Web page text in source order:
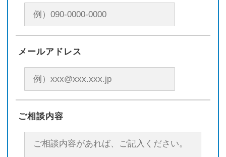
メールアドレス
ご相談内容